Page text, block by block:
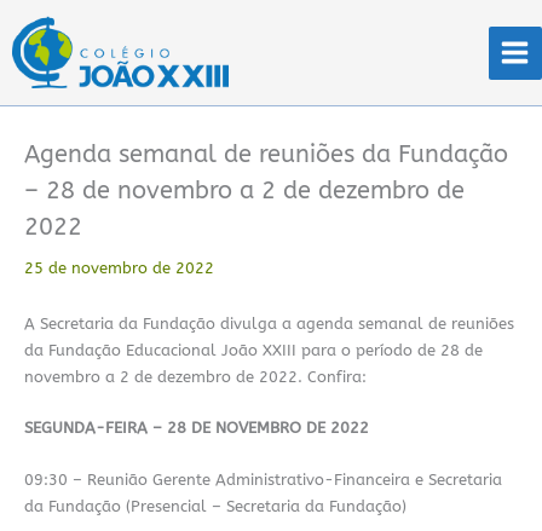
para
conteúdo
Agenda semanal de reuniões da Fundação
– 28 de novembro a 2 de dezembro de
2022
25 de novembro de 2022
A Secretaria da Fundação divulga a agenda semanal de reuniões
da Fundação Educacional João XXIII para o período de 28 de
novembro a 2 de dezembro de 2022. Confira:
SEGUNDA-FEIRA – 28 DE NOVEMBRO DE 2022
09:30 – Reunião Gerente Administrativo-Financeira e Secretaria
da Fundação (Presencial – Secretaria da Fundação)